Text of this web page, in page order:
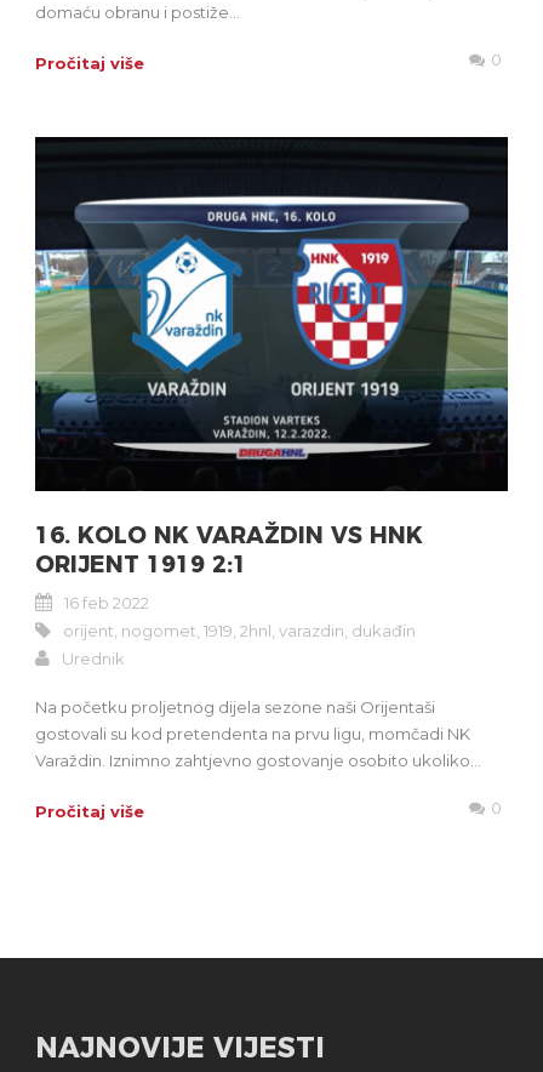
domaću obranu i postiže...
Pročitaj više 0
16. KOLO NK VARAŽDIN VS HNK
ORIJENT 1919 2:1
16 feb 2022
orijent nogomet 1919 2hnl varazdin dukađin
Urednik
Na početku proljetnog dijela sezone naši Orijentaši
gostovali su kod pretendenta na prvu ligu, momčadi NK
Varaždin. Iznimno zahtjevno gostovanje osobito ukoliko...
Pročitaj više 0
NAJNOVIJE VIJESTI